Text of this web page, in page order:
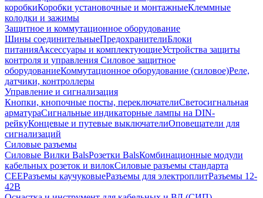
коробкиКоробки установочные и монтажныеКлеммные
колодки и зажимы
Защитное и коммутационное оборудование
Шины соединительныеПредохранителиБлоки
питанияАксессуары и комплектующиеУстройства защиты
контроля и управления Силовое защитное
оборудованиеКоммутационное оборудование (силовое)Реле,
датчики, контроллеры
Управление и сигнализация
Кнопки, кнопочные посты, переключателиСветосигнальная
арматураСигнальные индикаторные лампы на DIN-
рейкуКонцевые и путевые выключателиОповещатели для
сигнализаций
Силовые разъемы
Силовые Вилки BalsРозетки BalsКомбинационные модули
кабельных розеток и вилокСиловые разъемы стандарта
CEEРазъемы каучуковыеРазъемы для электроплитРазъемы 12-
42В